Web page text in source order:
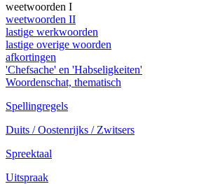
weetwoorden I
weetwoorden II
lastige werkwoorden
lastige overige woorden
afkortingen
'Chefsache' en 'Habseligkeiten'
Woordenschat, thematisch
Spellingregels
Duits / Oostenrijks / Zwitsers
Spreektaal
Uitspraak